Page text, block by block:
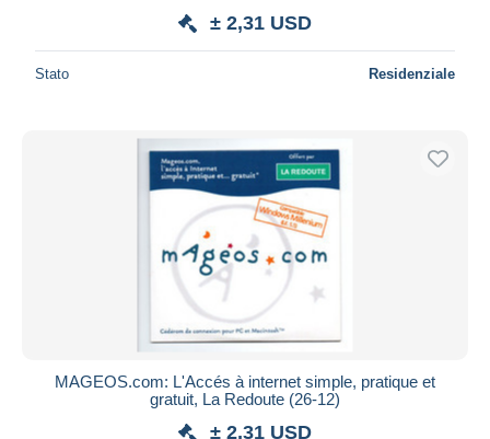
± 2,31 USD
Stato Residenziale
MAGEOS.com: L'Accés à internet simple, pratique et
gratuit, La Redoute (26-12)
± 2,31 USD